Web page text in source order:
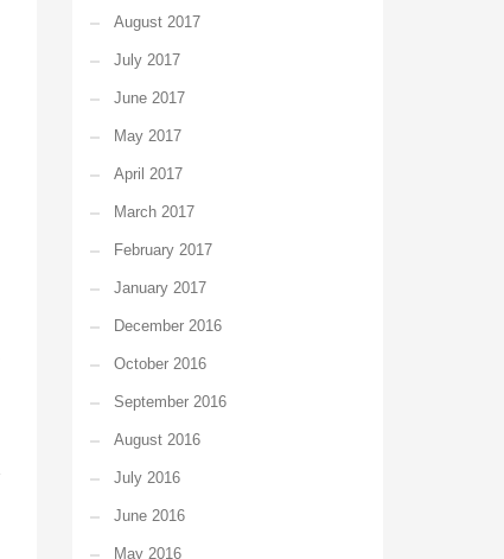
August 2017
July 2017
June 2017
May 2017
April 2017
March 2017
February 2017
January 2017
December 2016
October 2016
September 2016
August 2016
July 2016
June 2016
May 2016